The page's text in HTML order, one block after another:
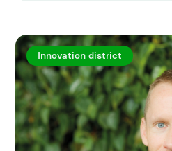
Innovation district